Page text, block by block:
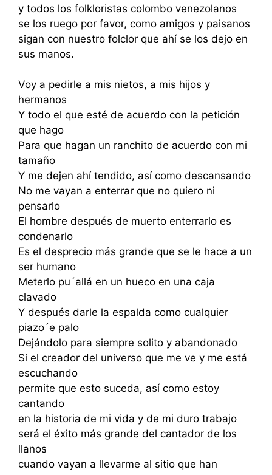
y todos los folkloristas colombo venezolanos
se los ruego por favor, como amigos y paisanos
sigan con nuestro folclor que ahí se los dejo en
sus manos.
Voy a pedirle a mis nietos, a mis hijos y
hermanos
Y todo el que esté de acuerdo con la petición
que hago
Para que hagan un ranchito de acuerdo con mi
tamaño
Y me dejen ahí tendido, así como descansando
No me vayan a enterrar que no quiero ni
pensarlo
El hombre después de muerto enterrarlo es
condenarlo
Es el desprecio más grande que se le hace a un
ser humano
Meterlo pu´allá en un hueco en una caja
clavado
Y después darle la espalda como cualquier
piazo´e palo
Dejándolo para siempre solito y abandonado
Si el creador del universo que me ve y me está
escuchando
permite que esto suceda, así como estoy
cantando
en la historia de mi vida y de mi duro trabajo
será el éxito más grande del cantador de los
llanos
cuando vayan a llevarme al sitio que han